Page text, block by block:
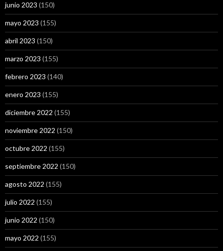
junio 2023 (150)
mayo 2023 (155)
abril 2023 (150)
marzo 2023 (155)
febrero 2023 (140)
enero 2023 (155)
diciembre 2022 (155)
noviembre 2022 (150)
octubre 2022 (155)
septiembre 2022 (150)
agosto 2022 (155)
julio 2022 (155)
junio 2022 (150)
mayo 2022 (155)